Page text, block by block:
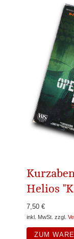
Helios
7,50 €
inkl. MwSt. zzgl.
ZUM